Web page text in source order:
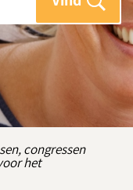
congressen
het